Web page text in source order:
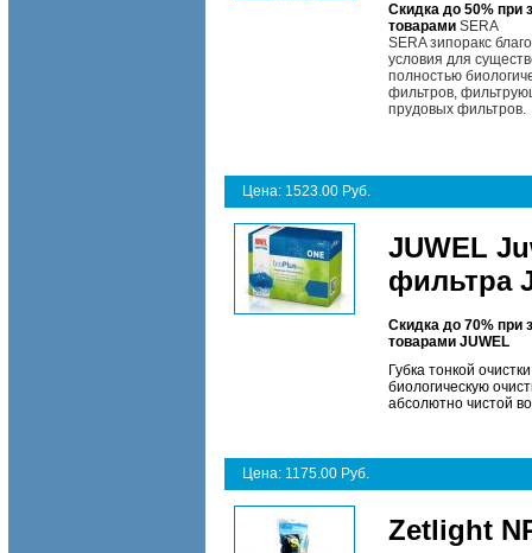
Скидка до 50% при
товарами SERA
SERA зипоракс
условия для
полностью
фильтров,
прудовых фильтров.
Цена: 1523.00 Руб.
JUWEL
фильтра
Скидка до 70% при
товарами JUWEL
Губка тонкой
биологическую
абсолютно чистой
Цена: 1175.00 Руб.
Zetlight